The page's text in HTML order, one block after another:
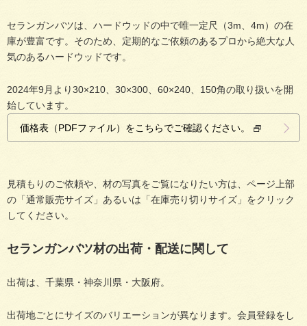
セランガンバツは、ハードウッドの中で唯一定尺（3m、4m）の在
庫が豊富です。そのため、定期的なご依頼のあるプロから絶大な人
気のあるハードウッドです。
2024年9月より30×210、30×300、60×240、150角の取り扱いを開
始しています。
価格表（PDFファイル）をこちらでご確認ください。
見積もりのご依頼や、材の写真をご覧になりたい方は、ページ上部
の「通常販売サイズ」あるいは「在庫売り切りサイズ」をクリック
してください。
セランガンバツ材の出荷・配送に関して
出荷は、千葉県・神奈川県・大阪府。
出荷地ごとにサイズのバリエーションが異なります。会員登録をし